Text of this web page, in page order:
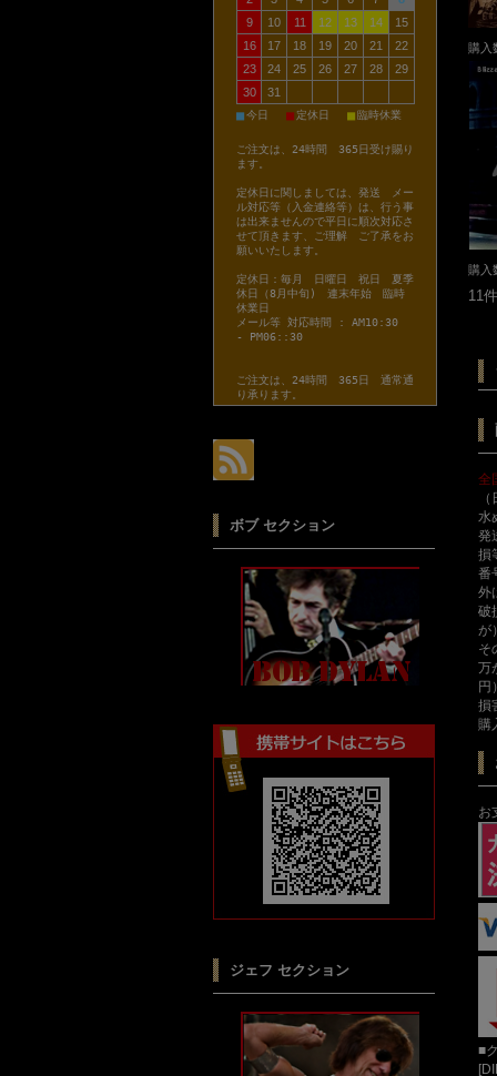
購
購
11
全
水
発
損
番
外
破
が
そ
万
円
損
購
お
■
9
10 11 12 13 14
15
16
17 18 19 20 21
22
23
24 25 26 27 28
29
30
31
■今日 ■定休日 ■臨時休業
ご注文は、24時間 365日受け賜り
ます。
定休日に関しましては、発送 メー
ル対応等（入金連絡等）は、行う事
は出来ませんので平日に順次対応さ
せて頂きます、ご理解 ご了承をお
願いいたします。
定休日：毎月 日曜日 祝日 夏季
休日（8月中旬) 連末年始 臨時
休業日
メール等 対応時間 : AM10:30
- PM06::30
ご注文は、24時間 365日 通常通
り承ります。
ボブ セクション
ジェフ セクション